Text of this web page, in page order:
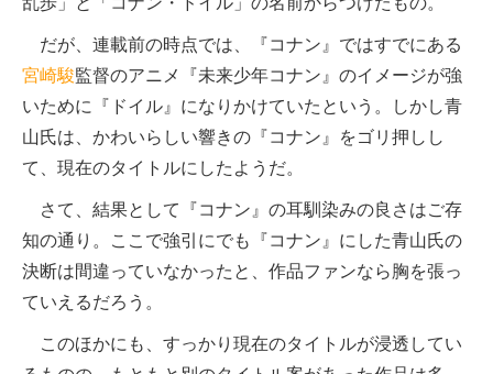
だが、連載前の時点では、『コナン』ではすでにある
宮崎駿監督のアニメ『未来少年コナン』のイメージが強
いために『ドイル』になりかけていたという。しかし青
山氏は、かわいらしい響きの『コナン』をゴリ押しし
て、現在のタイトルにしたようだ。
さて、結果として『コナン』の耳馴染みの良さはご存
知の通り。ここで強引にでも『コナン』にした青山氏の
決断は間違っていなかったと、作品ファンなら胸を張っ
ていえるだろう。
このほかにも、すっかり現在のタイトルが浸透してい